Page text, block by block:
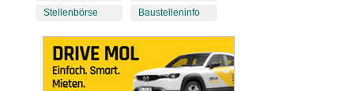
Stellenbörse
Baustelleninfo